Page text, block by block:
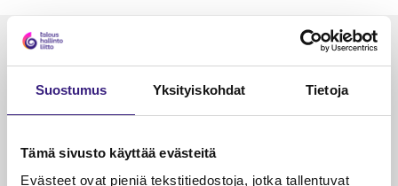
Suostumus Yksityiskohdat Tietoja
Tämä sivusto käyttää evästeitä
Evästeet ovat pieniä tekstitiedostoja, jotka tallentuvat
Luetuimmat
VEROTUS
Kulu­veloitukset arvon­lisä­
veloitus, kulujen edelleen­